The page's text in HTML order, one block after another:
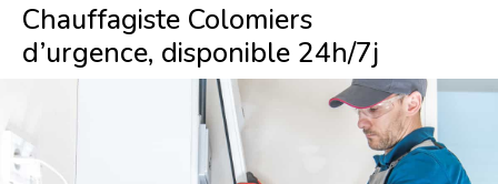
Chauffagiste Colomiers
d’urgence, disponible 24h/7j